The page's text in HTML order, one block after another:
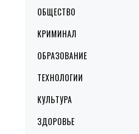
ОБЩЕСТВО
КРИМИНАЛ
ОБРАЗОВАНИЕ
ТЕХНОЛОГИИ
КУЛЬТУРА
ЗДОРОВЬЕ